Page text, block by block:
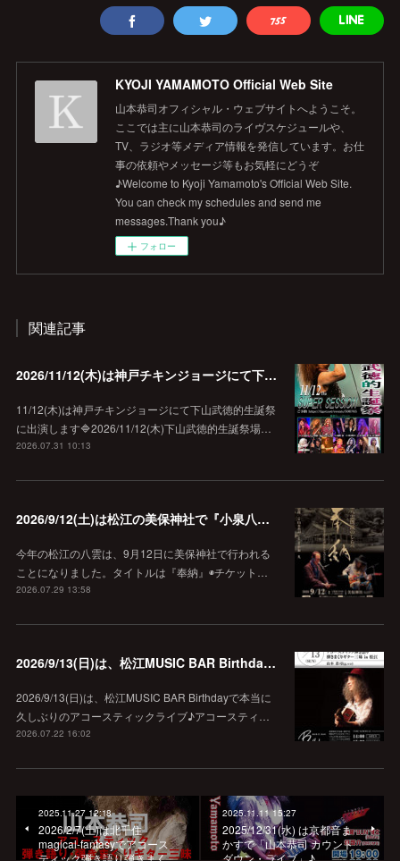
KYOJI YAMAMOTO Official Web Site
山本恭司オフィシャル・ウェブサイトへようこそ。
ここでは主に山本恭司のライヴスケジュールや、
TV、ラジオ等メディア情報を発信しています。お仕
事の依頼やメッセージ等もお気軽にどうぞ
♪Welcome to Kyoji Yamamoto's Official Web Site.
You can check my schedules and send me
messages.Thank you♪
フォロー
関連記事
2026/11/12(木)は神戸チキンジョージにて下山武徳的生誕祭に出演します♪
11/12(木)は神戸チキンジョージにて下山武徳的生誕祭
に出演します🔷2026/11/12(木)下山武徳的生誕祭場…
2026.07.31 10:13
2026/9/12(土)は松江の美保神社で『小泉八雲朗読のしらべ』
今年の松江の八雲は、9月12日に美保神社で行われる
ことになりました。タイトルは『奉納』◉チケット…
2026.07.29 13:58
2026/9/13(日)は、松江MUSIC BAR Birthdayでアコースティック弾き語り弾きまくりギター三昧♪
2026/9/13(日)は、松江MUSIC BAR Birthdayで本当に
久しぶりのアコースティックライブ♪アコースティ…
2026.07.22 16:02
2025.11.27 12:18
2026/2/7(土)は北千住
magical-fantasyでアコース
2025.11.11 15:27
2025/12/31(水) は京都音ま
かすで「山本恭司 カウント